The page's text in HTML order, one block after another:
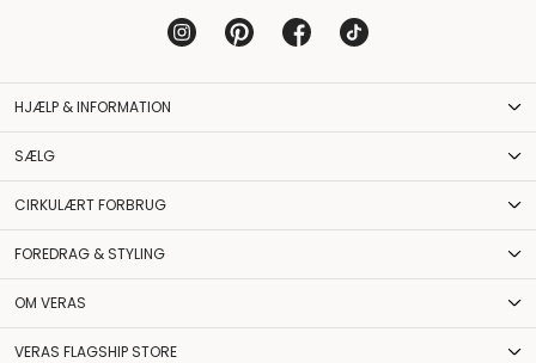
HJÆLP & INFORMATION
SÆLG
CIRKULÆRT FORBRUG
FOREDRAG & STYLING
OM VERAS
VERAS FLAGSHIP STORE